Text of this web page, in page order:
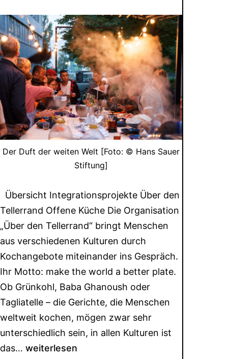
Der Duft der weiten Welt [Foto: © Hans Sauer
Stiftung]
Übersicht Integrationsprojekte Über den
Tellerrand Offene Küche Die Organisation
„Über den Tellerrand“ bringt Menschen
aus verschiedenen Kulturen durch
Kochangebote miteinander ins Gespräch.
Ihr Motto: make the world a better plate.
Ob Grünkohl, Baba Ghanoush oder
Tagliatelle – die Gerichte, die Menschen
weltweit kochen, mögen zwar sehr
unterschiedlich sein, in allen Kulturen ist
das… weiterlesen